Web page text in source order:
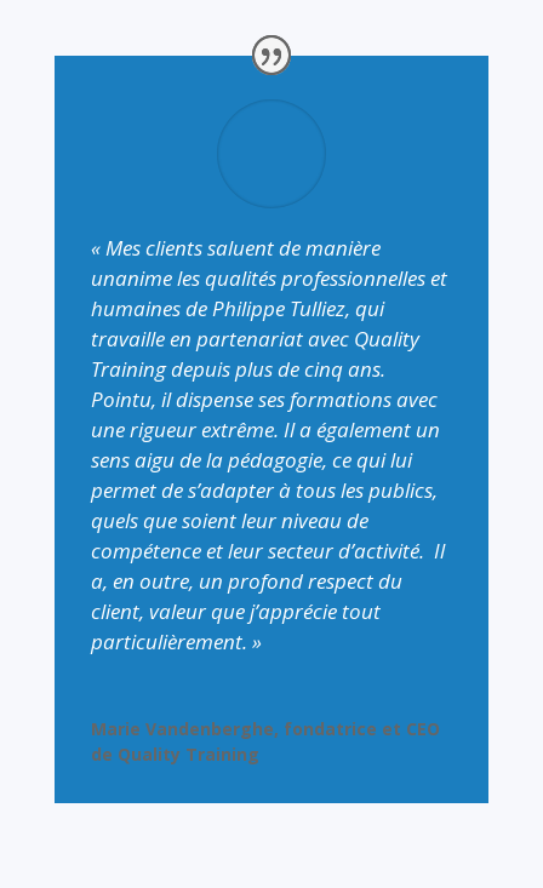
« Mes clients saluent de manière
unanime les qualités professionnelles et
humaines de Philippe Tulliez, qui
travaille en partenariat avec Quality
Training depuis plus de cinq ans.
Pointu, il dispense ses formations avec
une rigueur extrême. Il a également un
sens aigu de la pédagogie, ce qui lui
permet de s’adapter à tous les publics,
quels que soient leur niveau de
compétence et leur secteur d’activité. Il
a, en outre, un profond respect du
client, valeur que j’apprécie tout
particulièrement. »
Marie Vandenberghe, fondatrice et CEO
de Quality Training